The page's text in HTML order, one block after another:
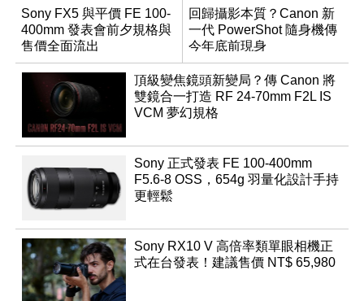
Sony FX5 與平價 FE 100-
400mm 發表會前夕規格與
售價全面流出
回歸攝影本質？Canon 新
一代 PowerShot 隨身機傳
今年底前現身
頂級變焦鏡頭新變局？傳 Canon 將
雙鏡合一打造 RF 24-70mm F2L IS
VCM 夢幻規格
Sony 正式發表 FE 100-400mm
F5.6-8 OSS，654g 羽量化設計手持
更輕鬆
Sony RX10 V 高倍率類單眼相機正
式在台發表！建議售價 NT$ 65,980